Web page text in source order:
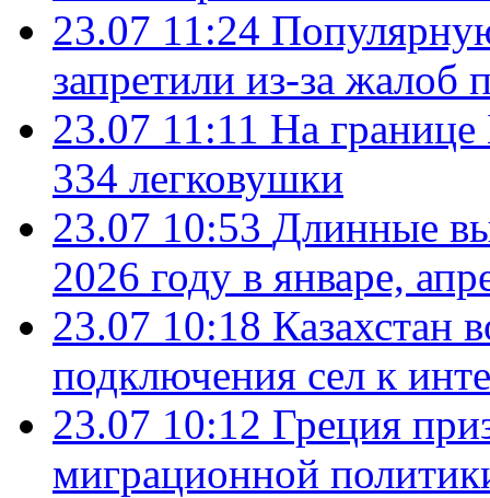
23.07 11:24
запретили из-за жалоб
23.07 11:11 На границе
334 легковушки
23.07 10:53 Длинные
2026 году в январе,
23.07 10:18 Казахстан
подключения сел к
23.07 10:12 Греция
миграционной